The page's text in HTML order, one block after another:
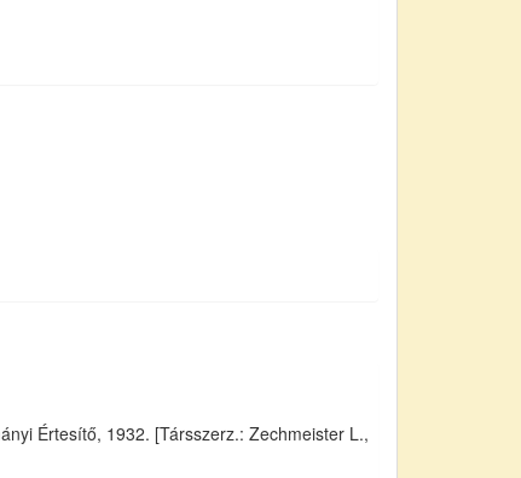
Értesítő, 1932. [Társszerz.: Zechmeister L.,